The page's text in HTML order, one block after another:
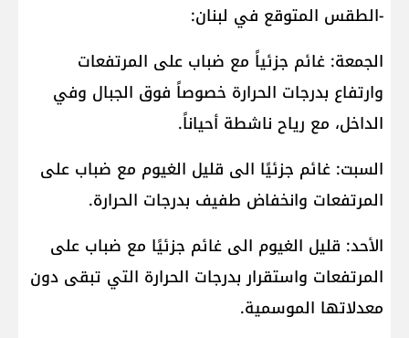
-الطقس المتوقع في لبنان:
الجمعة: غائم جزئياً مع ضباب على المرتفعات
وارتفاع بدرجات الحرارة خصوصاً فوق الجبال وفي
الداخل، مع رياح ناشطة أحياناً.
السبت: غائم جزئيًا الى قليل الغيوم مع ضباب على
المرتفعات وانخفاض طفيف بدرجات الحرارة.
الأحد: قليل الغيوم الى غائم جزئيًا مع ضباب على
المرتفعات واستقرار بدرجات الحرارة التي تبقى دون
معدلاتها الموسمية.